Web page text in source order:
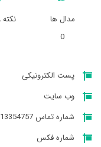
مدال ها
0
پست الکترونیکی
وب سایت
شماره تماس 04113354757
شماره فکس